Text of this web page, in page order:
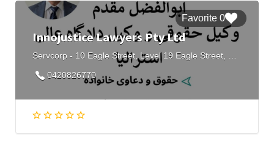
0 Favorite
Innojustice Lawyers Pty Ltd
0420826770